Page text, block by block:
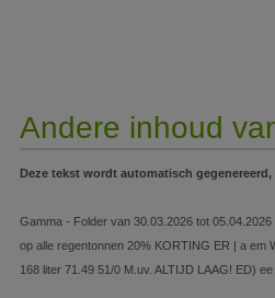
Andere inhoud
Deze tekst wordt automatisch
Gamma - Folder van 30.03.2026 tot 05.04.2026
op alle regentonnen 20% KORTING ER | a em
168 liter 71.49 51/0 M.uv. ALTIJD LAAG! ED)